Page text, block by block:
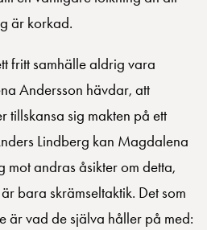
är korkad.
fritt samhälle aldrig vara
Andersson hävdar, att
tillskansa sig makten på ett
Lindberg kan Magdalena
mot andras åsikter om detta,
bara skrämseltaktik. Det som
är vad de själva håller på med: